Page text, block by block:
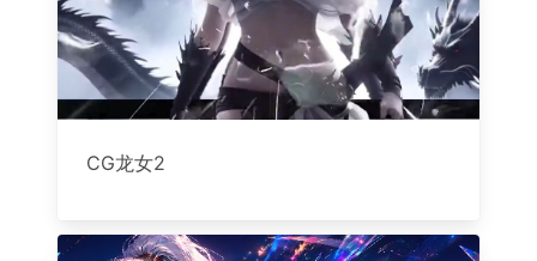
CG龙女2